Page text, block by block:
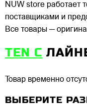
NUW store работает
поставщиками и
Все товары —
TEN C
Товар временно
ВЫБЕРИТЕ